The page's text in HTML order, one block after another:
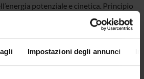
Impostazioni degli annunci
potenziale e cinetica. Principio
secolari. Applicazioni del metodo
lineari degli orbitali atomici) alle
Orbitali leganti e antileganti. Funzioni
fisico degli integrali di